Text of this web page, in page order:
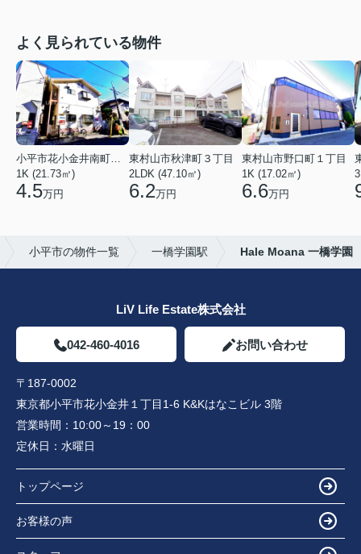
よく見られている物件
小平市花小金井南町１丁目
1K (21.73㎡)
4.5万円
東村山市秋津町３丁目
2LDK (47.10㎡)
6.2万円
東村山市野口町１丁目
1K (17.02㎡)
6.6万円
小平市の物件一覧 一橋学園駅 Hale Moana 一橋学園
LiV Life Estate株式会社
042-460-4016 お問い合わせ
〒187-0002
東京都小平市花小金井１丁目1-6 K&Kはなこビル 3階
営業時間： 10:00～19：00
定休日： 水曜日
トップページ
お客様の声